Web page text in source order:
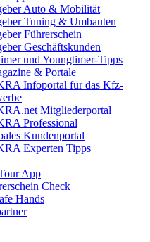
Auto & Mobilität
Tuning & Umbauten
Führerschein
Geschäftskunden
und Youngtimer-Tipps
& Portale
Infoportal für das Kfz-
Mitgliederportal
Professional
Kundenportal
Experten Tipps
App
Check
Hands